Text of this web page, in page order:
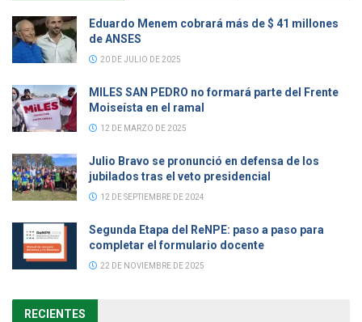
Eduardo Menem cobrará más de $ 41 millones
de ANSES
20 DE JULIO DE 2025
MILES SAN PEDRO no formará parte del Frente
Moiseísta en el ramal
12 DE MARZO DE 2025
Julio Bravo se pronunció en defensa de los
jubilados tras el veto presidencial
12 DE SEPTIEMBRE DE 2024
Segunda Etapa del ReNPE: paso a paso para
completar el formulario docente
22 DE NOVIEMBRE DE 2025
RECIENTES